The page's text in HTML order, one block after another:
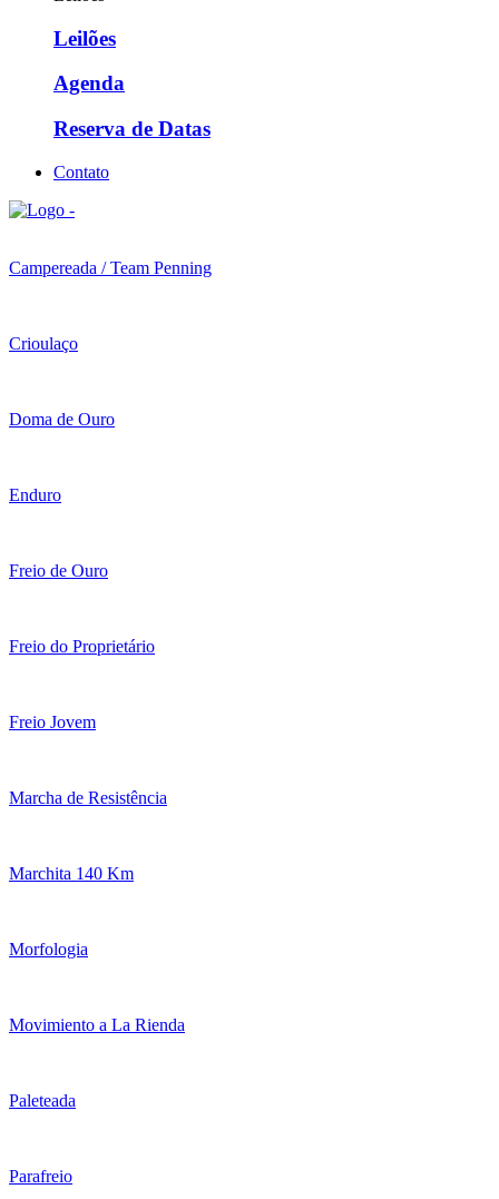
Leilões
Agenda
Reserva de Datas
Contato
Campereada / Team Penning
Crioulaço
Doma de Ouro
Enduro
Freio de Ouro
Freio do Proprietário
Freio Jovem
Marcha de Resistência
Marchita 140 Km
Morfologia
Movimiento a La Rienda
Paleteada
Parafreio